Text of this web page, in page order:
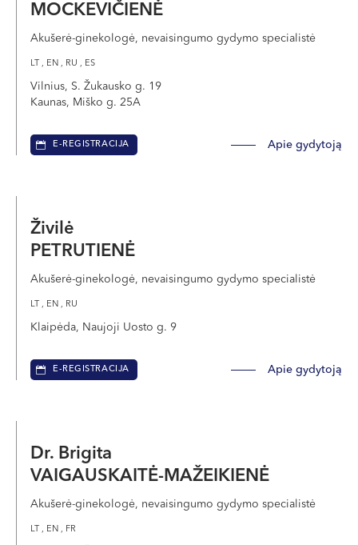
MOCKEVIČIENĖ
Akušerė-ginekologė, nevaisingumo gydymo specialistė
LT , EN , RU , ES
Vilnius, S. Žukausko g. 19
Kaunas, Miško g. 25A
E-REGISTRACIJA Apie gydytoją
Živilė
PETRUTIENĖ
Akušerė-ginekologė, nevaisingumo gydymo specialistė
LT , EN , RU
Klaipėda, Naujoji Uosto g. 9
E-REGISTRACIJA Apie gydytoją
Dr. Brigita
VAIGAUSKAITĖ-MAŽEIKIENĖ
Akušerė-ginekologė, nevaisingumo gydymo specialistė
LT , EN , FR